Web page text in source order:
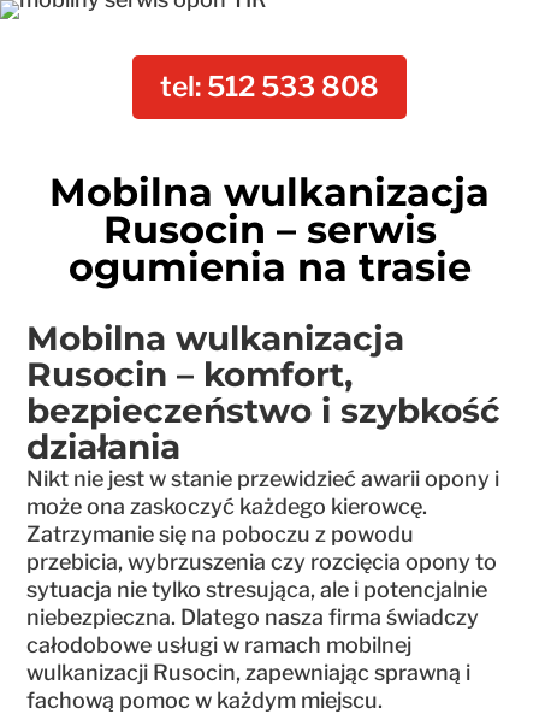
tel: 512 533 808
Mobilna wulkanizacja
Rusocin – serwis
ogumienia na trasie
Mobilna wulkanizacja
Rusocin – komfort,
bezpieczeństwo i szybkość
działania
Nikt nie jest w stanie przewidzieć awarii opony i
może ona zaskoczyć każdego kierowcę.
Zatrzymanie się na poboczu z powodu
przebicia, wybrzuszenia czy rozcięcia opony to
sytuacja nie tylko stresująca, ale i potencjalnie
niebezpieczna. Dlatego nasza firma świadczy
całodobowe usługi w ramach mobilnej
wulkanizacji Rusocin, zapewniając sprawną i
fachową pomoc w każdym miejscu.